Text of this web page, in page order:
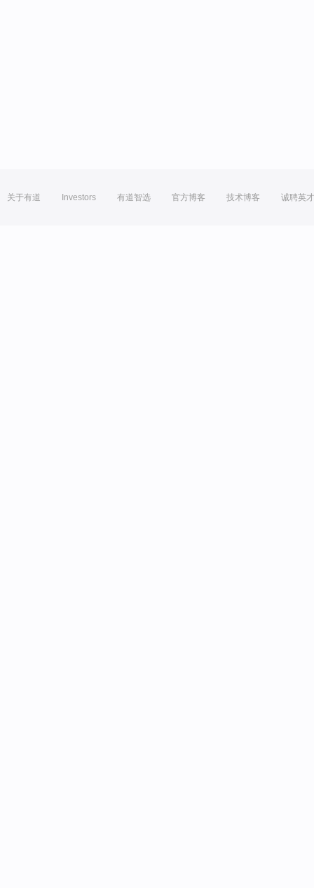
关于有道 Investors 有道智选 官方博客 技术博客 诚聘英才